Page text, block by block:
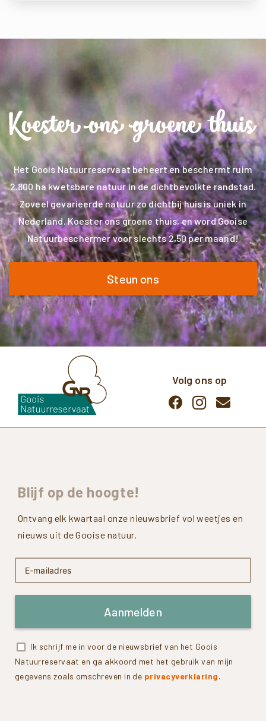
Het Goois Natuurreservaat beheert en beschermt ruim
2.800 ha kwetsbare natuur in de dichtbevolkte randstad.
Zoveel gevarieerde natuur zo dichtbij huis is uniek in
Nederland. Koester ons groene thuis, en word Gooise
Natuurbeschermer voor slechts 2,50 per maand!
Steun ons
Volg ons op
Blijf op de hoogte!
Ontvang elk kwartaal onze nieuwsbrief vol weetjes en
nieuws uit de Gooise natuur.
Aanmelden
Ik schrijf me in voor de nieuwsbrief van het Goois
Natuurreservaat en ga akkoord met het gebruik van mijn
gegevens zoals omschreven in de privacyverklaring.